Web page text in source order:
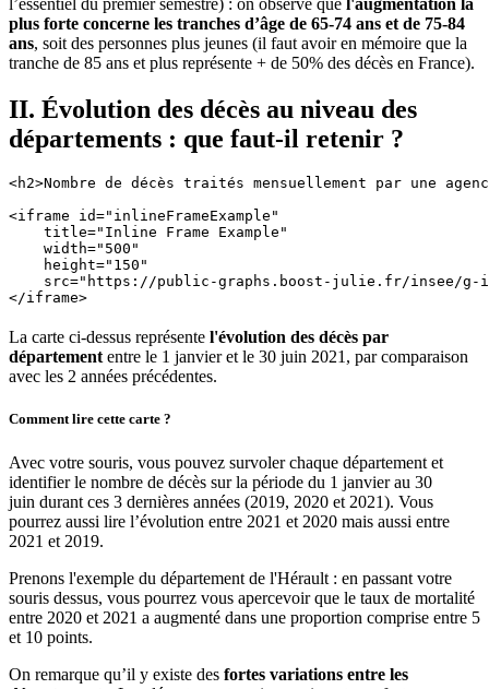
plus forte concerne les tranches d’âge de 65-74 ans et de 75-84
ans, soit des personnes plus jeunes (il faut avoir en mémoire que la
tranche de 85 ans et plus représente + de 50% des décès en France).
II. Évolution des décès au niveau des
départements : que faut-il retenir ?
<h2>Nombre de décès traités mensuellement par une
<iframe id="inlineFrameExample"
    title="Inline Frame Example"
    width="500"
    height="150"
src="https://public-graphs.boost-julie.fr/insee/g-
</iframe>
La carte ci-dessus représente l'évolution des décès par
département entre le 1 janvier et le 30 juin 2021, par comparaison
avec les 2 années précédentes.
Comment lire cette carte ?
Avec votre souris, vous pouvez survoler chaque département et
identifier le nombre de décès sur la période du 1 janvier au 30
juin durant ces 3 dernières années (2019, 2020 et 2021). Vous
pourrez aussi lire l’évolution entre 2021 et 2020 mais aussi entre
2021 et 2019.
Prenons l'exemple du département de l'Hérault : en passant votre
souris dessus, vous pourrez vous apercevoir que le taux de mortalité
entre 2020 et 2021 a augmenté dans une proportion comprise entre 5
et 10 points.
On remarque qu’il y existe des fortes variations entre les